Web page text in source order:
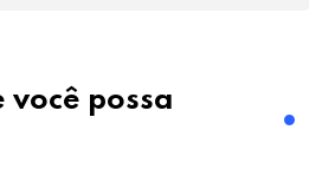
você possa